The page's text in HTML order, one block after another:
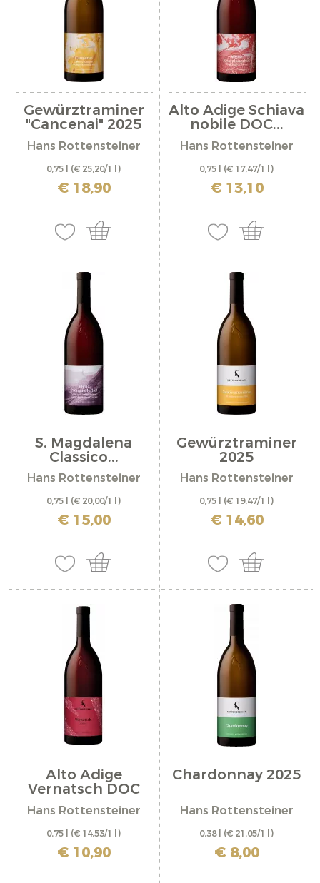
Gewürztraminer
"Cancenai" 2025
Hans Rottensteiner
0,75 l (€ 25,20/1 l)
incl. IVA più costi di spedizione
€ 18,90
Alto Adige Schiava
nobile DOC...
Hans Rottensteiner
0,75 l (€ 17,47/1 l)
incl. IVA più costi di spedizione
€ 13,10
S. Magdalena
Classico...
Hans Rottensteiner
0,75 l (€ 20,00/1 l)
incl. IVA più costi di spedizione
€ 15,00
Gewürztraminer
2025
Hans Rottensteiner
0,75 l (€ 19,47/1 l)
incl. IVA più costi di spedizione
€ 14,60
Alto Adige
Vernatsch DOC
2025
Hans Rottensteiner
0,75 l (€ 14,53/1 l)
incl. IVA più costi di spedizione
€ 10,90
Chardonnay 2025
Hans Rottensteiner
0,38 l (€ 21,05/1 l)
incl. IVA più costi di spedizione
€ 8,00